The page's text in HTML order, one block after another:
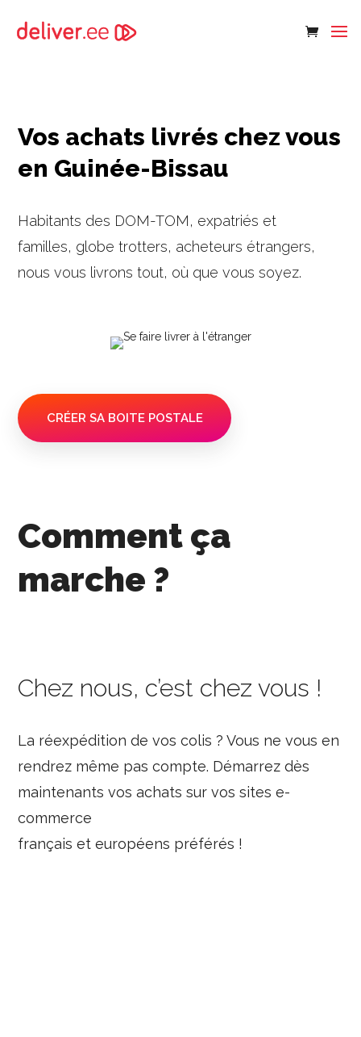
Vos achats livrés chez vous
en Guinée-Bissau
Habitants des DOM-TOM, expatriés et
familles, globe trotters, acheteurs étrangers,
nous vous livrons tout, où que vous soyez.
CRÉER SA BOITE POSTALE
Comment ça
marche ?
Chez nous, c’est chez vous !
La réexpédition de vos colis ? Vous ne vous en
rendrez même pas compte. Démarrez dès
maintenants vos achats sur vos sites e-
commerce
français et européens préférés !